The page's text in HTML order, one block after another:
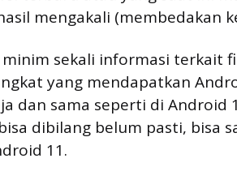
mengakali (membedakan
minim sekali informasi terkait
yang mendapatkan
dan sama seperti di
dibilang belum pasti, bisa
11.